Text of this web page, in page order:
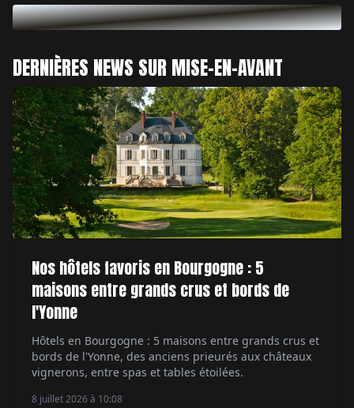
DERNIÈRES NEWS SUR MISE-EN-AVANT
Nos hôtels favoris en Bourgogne : 5
maisons entre grands crus et bords de
l'Yonne
Hôtels en Bourgogne : 5 maisons entre grands crus et
bords de l'Yonne, des anciens prieurés aux châteaux
vignerons, entre spas et tables étoilées.
8 juillet 2026 à 10:08